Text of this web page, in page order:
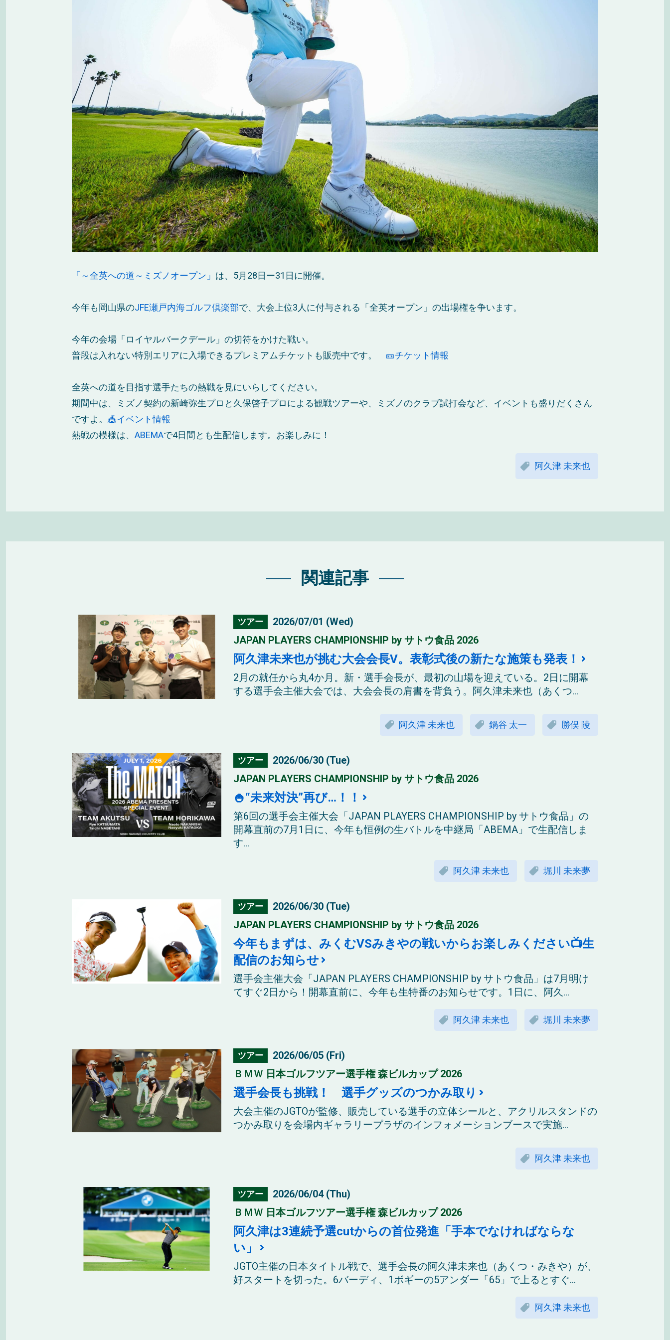
「～全英への道～ミズノオープン」 は、5月28日ー31日に開催。
今年も岡山県のJFE瀬戸内海ゴルフ倶楽部で、大会上位3人に付与される「全英オープン」の出場権を争います。
今年の会場「ロイヤルバークデール」の切符をかけた戦い。
普段は入れない特別エリアに入場できるプレミアムチケットも販売中です。 🎫チケット情報
全英への道を目指す選手たちの熱戦を見にいらしてください。
期間中は、ミズノ契約の新崎弥生プロと久保啓子プロによる観戦ツアーや、ミズノのクラブ試打会など、イベントも盛りだくさん
ですよ。 🎪イベント情報
熱戦の模様は、 ABEMAで4日間とも生配信します。お楽しみに！
阿久津 未来也
関連記事
ツアー
2026/07/01 (Wed)
JAPAN PLAYERS CHAMPIONSHIP by サトウ食品 2026
阿久津未来也が挑む大会会長V。表彰式後の新たな施策も発表！
2月の就任から丸4か月。新・選手会長が、最初の山場を迎えている。2日に開幕
する選手会主催大会では、大会会長の肩書を背負う。阿久津未来也（あくつ...
阿久津 未来也 鍋谷 太一 勝俣 陵
ツアー
2026/06/30 (Tue)
JAPAN PLAYERS CHAMPIONSHIP by サトウ食品 2026
🍚“未来対決”再び…！！
第6回の選手会主催大会「JAPAN PLAYERS CHAMPIONSHIP by サトウ食品」の
開幕直前の7月1日に、今年も恒例の生バトルを中継局「ABEMA」で生配信しま
す...
阿久津 未来也 堀川 未来夢
ツアー
2026/06/30 (Tue)
JAPAN PLAYERS CHAMPIONSHIP by サトウ食品 2026
今年もまずは、みくむVSみきやの戦いからお楽しみください📺生
配信のお知らせ
選手会主催大会「JAPAN PLAYERS CHAMPIONSHIP by サトウ食品」は7月明け
てすぐ2日から！開幕直前に、今年も生特番のお知らせです。1日に、阿久...
阿久津 未来也 堀川 未来夢
ツアー
2026/06/05 (Fri)
ＢＭＷ 日本ゴルフツアー選手権 森ビルカップ 2026
選手会長も挑戦！ 選手グッズのつかみ取り
大会主催のJGTOが監修、販売している選手の立体シールと、アクリルスタンドの
つかみ取りを会場内ギャラリープラザのインフォメーションブースで実施...
阿久津 未来也
ツアー
2026/06/04 (Thu)
ＢＭＷ 日本ゴルフツアー選手権 森ビルカップ 2026
阿久津は3連続予選cutからの首位発進「手本でなければならな
い」
JGTO主催の日本タイトル戦で、選手会長の阿久津未来也（あくつ・みきや）が、
好スタートを切った。6バーディ、1ボギーの5アンダー「65」で上るとすぐ...
阿久津 未来也